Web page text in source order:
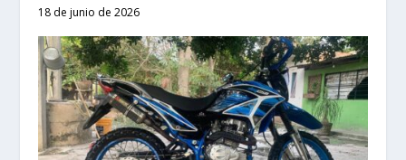
18 de junio de 2026